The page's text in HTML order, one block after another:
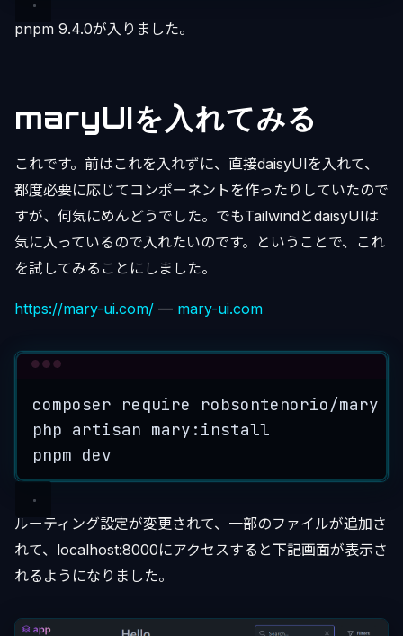
pnpm 9.4.0が入りました。
maryUIを入れてみる
これです。前はこれを入れずに、直接daisyUIを入れて、
都度必要に応じてコンポーネントを作ったりしていたので
すが、何気にめんどうでした。でもTailwindとdaisyUIは
気に入っているので入れたいのです。ということで、これ
を試してみることにしました。
https://mary-ui.com/ — mary-ui.com
composer require
robsontenorio/mary
php artisan mary:install
pnpm dev
ルーティング設定が変更されて、一部のファイルが追加さ
れて、localhost:8000にアクセスすると下記画面が表示さ
れるようになりました。